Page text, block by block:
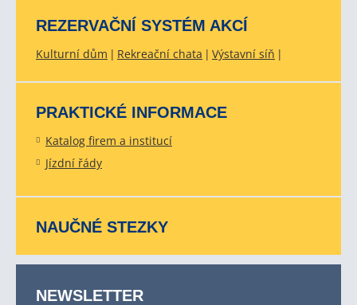
REZERVAČNÍ SYSTÉM AKCÍ
Kulturní dům Rekreační chata Výstavní síň
PRAKTICKÉ INFORMACE
Katalog firem a institucí
Jízdní řády
NAUČNÉ STEZKY
NEWSLETTER